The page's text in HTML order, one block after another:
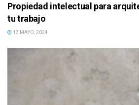
Propiedad intelectual para
tu trabajo
13 MAYO, 2024